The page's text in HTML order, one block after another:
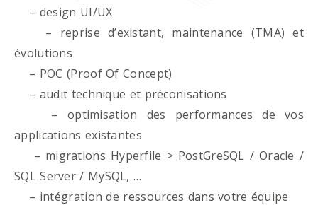
– design UI/UX
– reprise d’existant, maintenance (TMA) et
évolutions
– POC (Proof Of Concept)
– audit technique et préconisations
– optimisation des performances de vos
applications existantes
– migrations Hyperfile > PostGreSQL / Oracle /
SQL Server / MySQL, …
– intégration de ressources dans votre équipe